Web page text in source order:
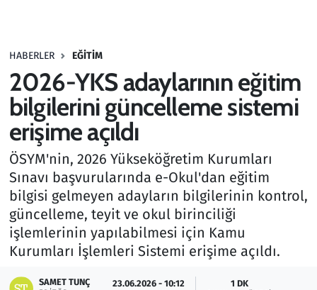
HABERLER EĞITIM
2026-YKS adaylarının eğitim
bilgilerini güncelleme sistemi
erişime açıldı
ÖSYM'nin, 2026 Yükseköğretim Kurumları
Sınavı başvurularında e-Okul'dan eğitim
bilgisi gelmeyen adayların bilgilerinin kontrol,
güncelleme, teyit ve okul birinciliği
işlemlerinin yapılabilmesi için Kamu
Kurumları İşlemleri Sistemi erişime açıldı.
SAMET TUNÇ 23.06.2026 - 10:12 1 DK
Haber
Kültür Sanat
Kurumsal Haberler
Lezzet Durağı
Memur ve Kamu
Otomobil
Oyun